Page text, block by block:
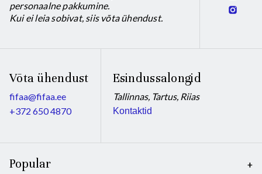
personaalne pakkumine.
Kui ei leia sobivat, siis võta ühendust.
Võta ühendust
fifaa@fifaa.ee
+372 650 4870
Esindussalongid
Tallinnas, Tartus, Riias
Kontaktid
Popular